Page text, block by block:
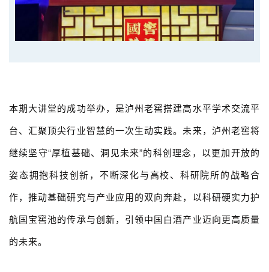
本期大讲堂的成功举办，是泸州老窖搭建高水平学术交流平
台、汇聚顶尖行业智慧的一次生动实践。未来，泸州老窖将
继续坚守“厚植基础、洞见未来”的科创理念，以更加开放的
姿态拥抱科技创新，不断深化与高校、科研院所的战略合
作，推动基础研究与产业应用的双向奔赴，以科研硬实力护
航国宝窖池的传承与创新，引领中国白酒产业迈向更高质量
的未来。